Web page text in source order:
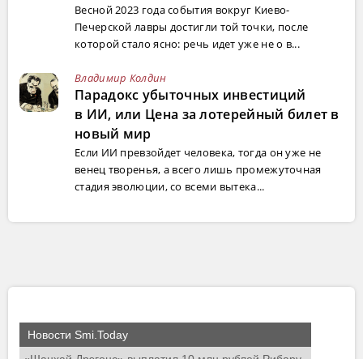
Весной 2023 года события вокруг Киево-
Печерской лавры достигли той точки, после
которой стало ясно: речь идет уже не о в...
Владимир Колдин
Парадокс убыточных инвестиций
в ИИ, или Цена за лотерейный билет в
новый мир
Если ИИ превзойдет человека, тогда он уже не
венец творенья, а всего лишь промежуточная
стадия эволюции, со всеми вытека...